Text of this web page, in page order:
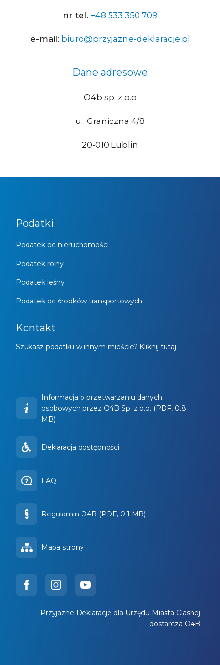
nr tel. +48 533 350 709
e-mail: biuro@przyjazne-deklaracje.pl
Dane adresowe
O4b sp. z o.o
ul. Graniczna 4/8
20-010 Lublin
Podatki
Podatek od nieruchomości
Podatek rolny
Podatek leśny
Podatek od środków transportowych
Kontakt
Szukasz podatku w innym mieście? Kliknij tutaj
Informacja o przetwarzaniu danych
osobowych przez O4B Sp. z o.o. (PDF, 0.8
MB)
Deklaracja dostępności
FAQ
Regulamin O4B (PDF, 0.1 MB)
Mapa strony
Przyjazne Deklaracje dla Urzędu Miasta Ciasnej
dostarcza O4B